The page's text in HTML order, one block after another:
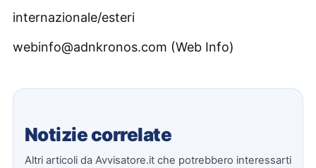
internazionale/esteri
webinfo@adnkronos.com (Web Info)
Notizie correlate
Altri articoli da Avvisatore.it che potrebbero interessarti